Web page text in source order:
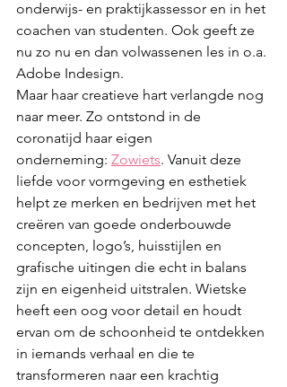
onderwijs- en praktijkassessor en in het
coachen van studenten. Ook geeft ze
nu zo nu en dan volwassenen les in o.a.
Adobe Indesign.
Maar haar creatieve hart verlangde nog
naar meer. Zo ontstond in de
coronatijd haar eigen
onderneming: Zowiets. Vanuit deze
liefde voor vormgeving en esthetiek
helpt ze merken en bedrijven met het
creëren van goede onderbouwde
concepten, logo’s, huisstijlen en
grafische uitingen die echt in balans
zijn en eigenheid uitstralen. Wietske
heeft een oog voor detail en houdt
ervan om de schoonheid te ontdekken
in iemands verhaal en die te
transformeren naar een krachtig